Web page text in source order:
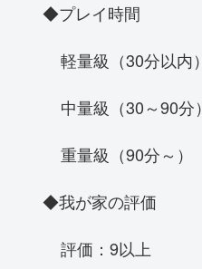
◆プレイ時間
軽量級（30分以内）
中量級（30～90分）
重量級（90分～）
◆我が家の評価
評価：9以上